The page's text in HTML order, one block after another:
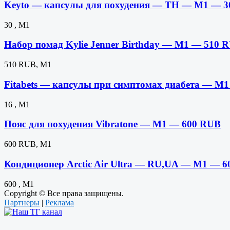
Keyto — капсулы для похудения — TH — M1 —
30 , M1
Набор помад Kylie Jenner Birthday — M1 — 510
510 RUB, M1
Fitabets — капсулы при симптомах диабета —
16 , M1
Пояс для похудения Vibratone — M1 — 600 RUB
600 RUB, M1
Кондиционер Arctic Air Ultra — RU,UA — M1 —
600 , M1
Copyright © Все права защищены.
Партнеры | Реклама